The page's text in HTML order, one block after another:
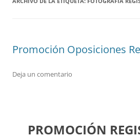
Promoción Oposiciones
Deja un comentario
PROMOCIÓN